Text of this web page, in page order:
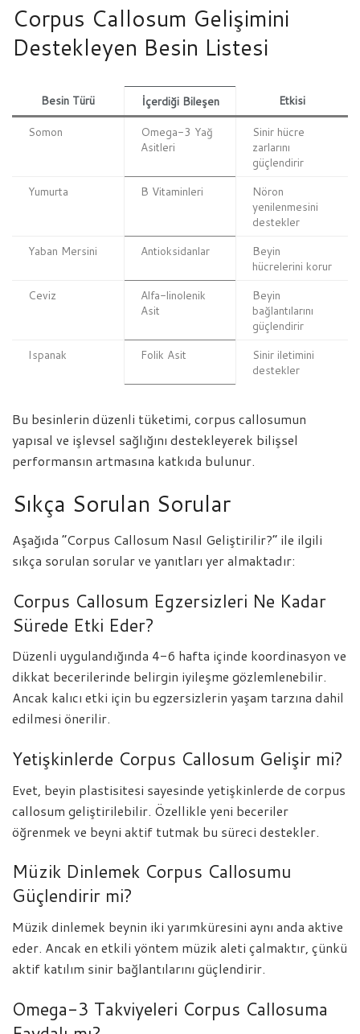
Corpus Callosum Gelişimini
Destekleyen Besin Listesi
Besin Türü İçerdiği Bileşen Etkisi
Somon
Omega-3 Yağ
Asitleri
Sinir hücre
zarlarını
güçlendirir
Yumurta
B Vitaminleri
Nöron
yenilenmesini
destekler
Yaban Mersini
Antioksidanlar
Beyin
hücrelerini korur
Ceviz
Alfa-linolenik
Asit
Beyin
bağlantılarını
güçlendirir
Ispanak
Folik Asit
Sinir iletimini
destekler
Bu besinlerin düzenli tüketimi, corpus callosumun
yapısal ve işlevsel sağlığını destekleyerek bilişsel
performansın artmasına katkıda bulunur.
Sıkça Sorulan Sorular
Aşağıda “Corpus Callosum Nasıl Geliştirilir?” ile ilgili
sıkça sorulan sorular ve yanıtları yer almaktadır:
Corpus Callosum Egzersizleri Ne Kadar
Sürede Etki Eder?
Düzenli uygulandığında 4-6 hafta içinde koordinasyon ve
dikkat becerilerinde belirgin iyileşme gözlemlenebilir.
Ancak kalıcı etki için bu egzersizlerin yaşam tarzına dahil
edilmesi önerilir.
Yetişkinlerde Corpus Callosum Gelişir mi?
Evet, beyin plastisitesi sayesinde yetişkinlerde de corpus
callosum geliştirilebilir. Özellikle yeni beceriler
öğrenmek ve beyni aktif tutmak bu süreci destekler.
Müzik Dinlemek Corpus Callosumu
Güçlendirir mi?
Müzik dinlemek beynin iki yarımküresini aynı anda aktive
eder. Ancak en etkili yöntem müzik aleti çalmaktır, çünkü
aktif katılım sinir bağlantılarını güçlendirir.
Omega-3 Takviyeleri Corpus Callosuma